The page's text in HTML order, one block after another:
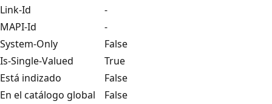
Link-Id
-
MAPI-Id
-
System-Only
False
Is-Single-Valued
True
Está indizado
False
En el catálogo global
False